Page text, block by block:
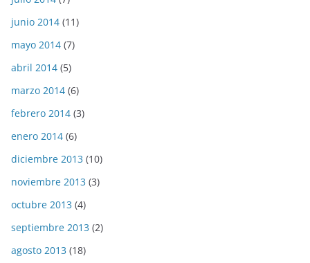
junio 2014 (11)
mayo 2014 (7)
abril 2014 (5)
marzo 2014 (6)
febrero 2014 (3)
enero 2014 (6)
diciembre 2013 (10)
noviembre 2013 (3)
octubre 2013 (4)
septiembre 2013 (2)
agosto 2013 (18)